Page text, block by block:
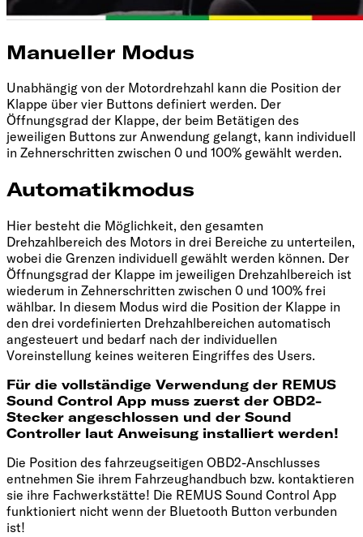
Manueller Modus
Unabhängig von der Motordrehzahl kann die Position der
Klappe über vier Buttons definiert werden. Der
Öffnungsgrad der Klappe, der beim Betätigen des
jeweiligen Buttons zur Anwendung gelangt, kann individuell
in Zehnerschritten zwischen 0 und 100% gewählt werden.
Automatikmodus
Hier besteht die Möglichkeit, den gesamten
Drehzahlbereich des Motors in drei Bereiche zu unterteilen,
wobei die Grenzen individuell gewählt werden können. Der
Öffnungsgrad der Klappe im jeweiligen Drehzahlbereich ist
wiederum in Zehnerschritten zwischen 0 und 100% frei
wählbar. In diesem Modus wird die Position der Klappe in
den drei vordefinierten Drehzahlbereichen automatisch
angesteuert und bedarf nach der individuellen
Voreinstellung keines weiteren Eingriffes des Users.
Für die vollständige Verwendung der REMUS
Sound Control App muss zuerst der OBD2-
Stecker angeschlossen und der Sound
Controller laut Anweisung installiert werden!
Die Position des fahrzeugseitigen OBD2-Anschlusses
entnehmen Sie ihrem Fahrzeughandbuch bzw. kontaktieren
sie ihre Fachwerkstätte! Die REMUS Sound Control App
funktioniert nicht wenn der Bluetooth Button verbunden
ist!